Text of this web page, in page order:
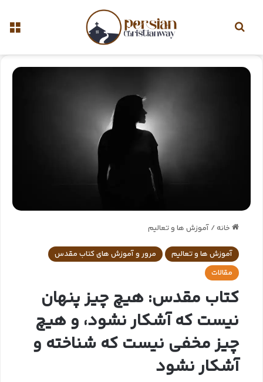
خانه/ آموزش ها و تعالیم
آموزش ها و تعالیم
مرور و آموزش های کتاب مقدس
مقالات
کتاب مقدس: هیچ چیز پنهان
نیست که آشکار نشود، و هیچ
چیز مخفی نیست که شناخته و
آشکار نشود